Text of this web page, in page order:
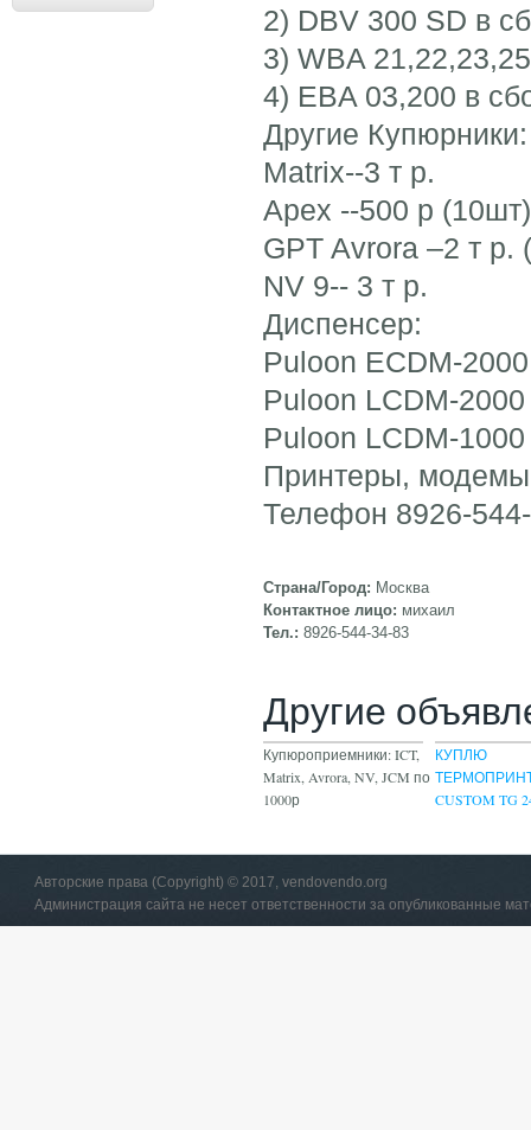
2) DBV 300 SD в
3) WBA
4) EBA 03,200 в
Другие Купюрники:
Matrix--3 т р.
Apex --500 р (10шт)
GPT Avrora –2 т р.
NV 9-- 3 т р.
Диспенсер:
Puloon ECDM-
Puloon LCDM-2000
Puloon LCDM-1000
Принтеры,
Телефон 8926-
Страна/Город: Москва
Контактное лицо: михаил
Тел.: 8926-544-34-83
Другие
Купюроприемники: ICT,
Matrix, Avrora, NV, JCM по
1000р
КУПЛЮ
CUSTOM TG
Авторские права (Copyright) © 2017, vendovendo.org
Администрация сайта не несет ответственности за опубликованные